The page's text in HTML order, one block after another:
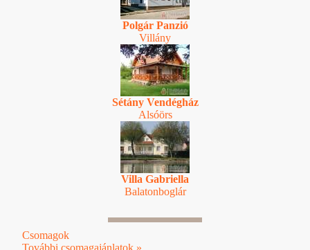
Polgár Panzió
Villány
Sétány Vendégház
Alsóörs
Villa Gabriella
Balatonboglár
Csomagok
További csomagajánlatok »